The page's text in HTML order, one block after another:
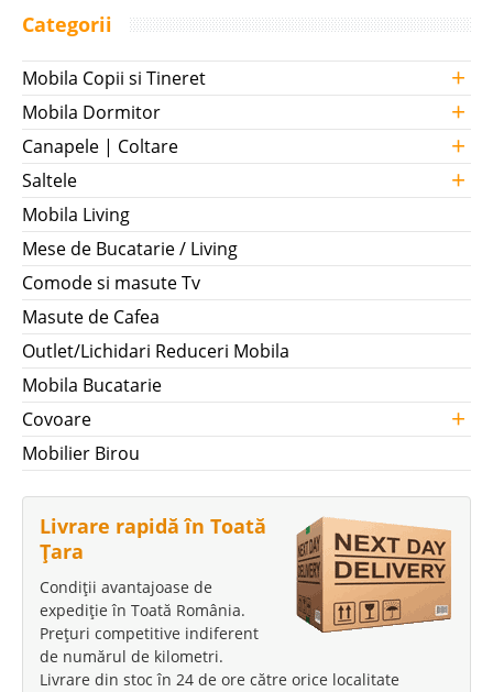
Categorii
Mobila Copii si Tineret +
Mobila Dormitor +
Canapele | Coltare +
Saltele +
Mobila Living
Mese de Bucatarie / Living
Comode si masute Tv
Masute de Cafea
Outlet/Lichidari Reduceri Mobila
Mobila Bucatarie
Covoare
+
Mobilier Birou
Livrare rapidă în Toată
Țara
Condiții avantajoase de
expediție în Toată România.
Prețuri competitive indiferent
de numărul de kilometri.
Livrare din stoc în 24 de ore către orice localitate